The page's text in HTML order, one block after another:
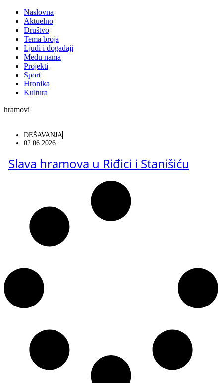
Naslovna
Aktuelno
Društvo
Tema broja
Ljudi i događaji
Među nama
Projekti
Sport
Hronika
Kultura
hramovi
DEŠAVANJA
02.06.2026.
Slava hramova u Riđici i Stanišiću